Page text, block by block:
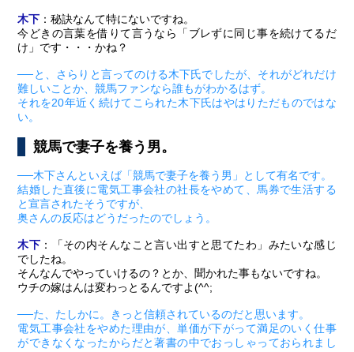
木下 ：秘訣なんて特にないですね。
今どきの言葉を借りて言うなら「ブレずに同じ事を続けてるだ
け」です・・・かね？
──と、さらりと言ってのける木下氏でしたが、それがどれだけ
難しいことか、競馬ファンなら誰もがわかるはず。
それを20年近く続けてこられた木下氏はやはりただものではな
い。
競馬で妻子を養う男。
──木下さんといえば「競馬で妻子を養う男」として有名です。
結婚した直後に電気工事会社の社長をやめて、馬券で生活する
と宣言されたそうですが、
奥さんの反応はどうだったのでしょう。
木下 ：「その内そんなこと言い出すと思てたわ」みたいな感じ
でしたね。
そんなんでやっていけるの？とか、聞かれた事もないですね。
ウチの嫁はんは変わっとるんですよ(^^;
──た、たしかに。きっと信頼されているのだと思います。
電気工事会社をやめた理由が、単価が下がって満足のいく仕事
ができなくなったからだと著書の中でおっしゃっておられまし